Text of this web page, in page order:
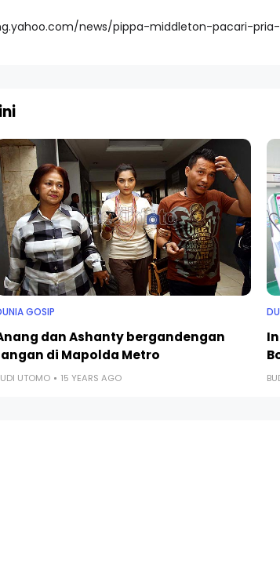
news/pippa-middleton-pacari-
GOSIP
dan Ashanty bergandengan
di Mapolda Metro
UTOMO 15 YEARS AGO